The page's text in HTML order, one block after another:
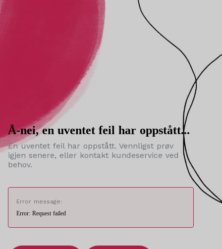
Å-nei, en uventet feil har oppstått...
En uventet feil har oppstått. Vennligst prøv
igjen senere, eller kontakt kundeservice ved
behov.
Error message:
Error: Request failed